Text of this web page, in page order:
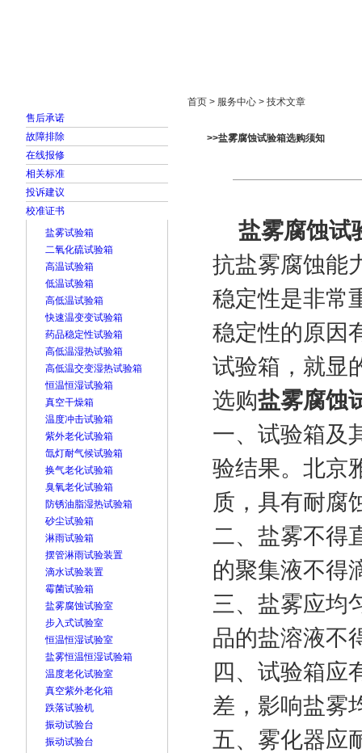
售后承诺
故障排除
在线报修
相关标准
投诉建议
校准证书
盐雾试验箱
二氧化硫试验箱
高温试验箱
低温试验箱
高低温试验箱
快速温变变试验箱
药品稳定性试验箱
高低温湿热试验箱
高低温交变湿热试验箱
恒温恒湿试验箱
真空干燥箱
温度冲击试验箱
紫外老化试验箱
氙灯耐气候试验箱
换气老化试验箱
臭氧老化试验箱
防锈油脂湿热试验箱
砂尘试验箱
淋雨试验箱
摆管淋雨试验装置
滴水试验装置
霉菌试验箱
盐雾腐蚀试验室
步入式试验室
恒温恒湿试验室
盐雾恒温恒湿试验箱
温度老化试验室
真空紫外老化箱
跌落试验机
振动试验台
振动试验台
首页 > 服务中心 > 技术文章
>>盐雾腐蚀试验箱选购须知
盐雾腐蚀试
抗盐雾腐蚀能
稳定性是非常
稳定性的原因
试验箱，就显
选购盐雾腐蚀
一、试验箱及
验结果。北京
质，具有耐腐
二、盐雾不得
的聚集液不得
三、盐雾应均
品的盐溶液不
四、试验箱应
差，影响盐雾
五、雾化器应